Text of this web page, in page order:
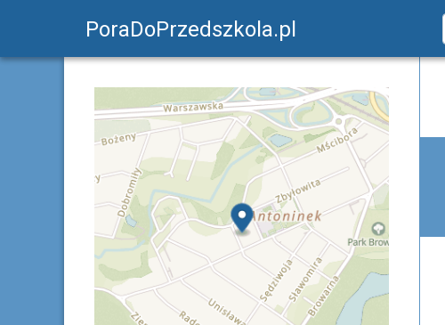
PoraDoPrzedszkola.pl